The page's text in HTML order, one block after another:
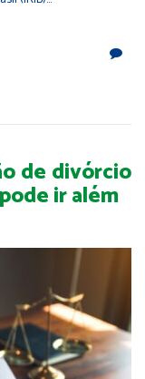
de divórcio
ir além